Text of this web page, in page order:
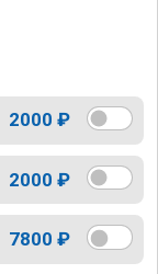
2000 ₽
2000 ₽
7800 ₽